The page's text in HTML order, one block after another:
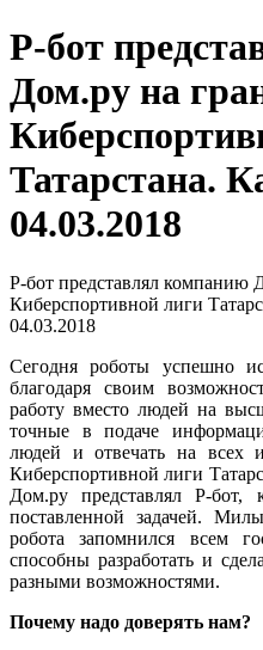
Р-бот
Дом.ру на
Татарстана.
04.03.2018
Р-бот представлял компанию
Киберспортивной лиги
04.03.2018
Сегодня роботы успешно
благодаря своим
работу вместо людей на
точные в подаче
людей и отвечать на всех
Киберспортивной лиги
Дом.ру представлял Р-бот,
поставленной задачей.
робота запомнился всем
способны разработать и
разными возможностями.
Почему надо доверять нам?